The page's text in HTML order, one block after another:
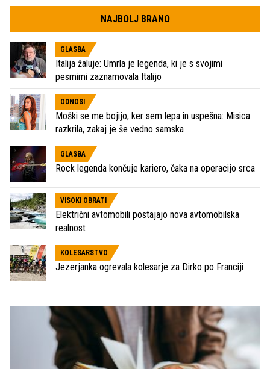
NAJBOLJ BRANO
GLASBA
Italija žaluje: Umrla je legenda, ki je s svojimi
pesmimi zaznamovala Italijo
ODNOSI
Moški se me bojijo, ker sem lepa in uspešna: Misica
razkrila, zakaj je še vedno samska
GLASBA
Rock legenda končuje kariero, čaka na operacijo srca
VISOKI OBRATI
Električni avtomobili postajajo nova avtomobilska
realnost
KOLESARSTVO
Jezerjanka ogrevala kolesarje za Dirko po Franciji